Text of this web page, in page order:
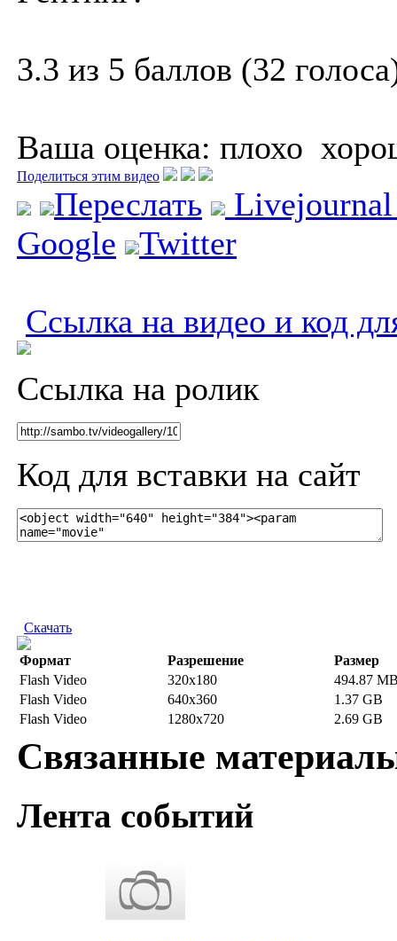
3.3 из 5 баллов (32
Ваша оценка: плохо
Поделиться этим видео
Переслать
Google
Twitter
Ссылка на видео и код
Ссылка на ролик
Код для вставки на сайт
Скачать
Формат Разрешение
Размер
Flash Video
320x180
494.87
Flash Video
640x360
1.37 GB
Flash Video
1280x720 2.69 GB
Связанные
Лента событий